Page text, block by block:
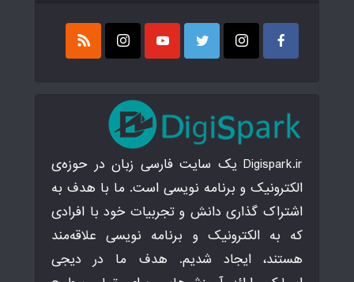
Digispark.ir یک سایت فارسی زبان در حوزه‌ی
الکترونیک و برنامه نویسی است. ما با هدف به
اشتراک گذاری دانش و تجربیات خود با افرادی
که به الکترونیک و برنامه نویسی علاقه‌مند
هستند، ایجاد شدیم. هدف ما در دیجی